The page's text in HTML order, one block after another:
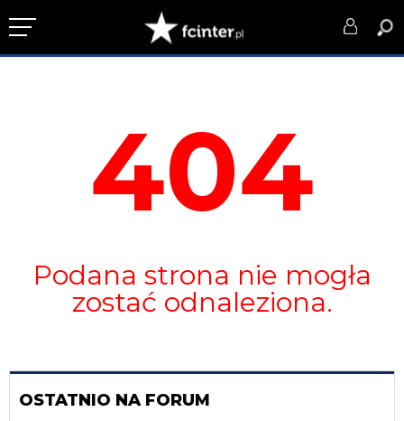
SERWIS
404
Podana strona nie mogła
zostać odnaleziona.
OSTATNIO NA FORUM